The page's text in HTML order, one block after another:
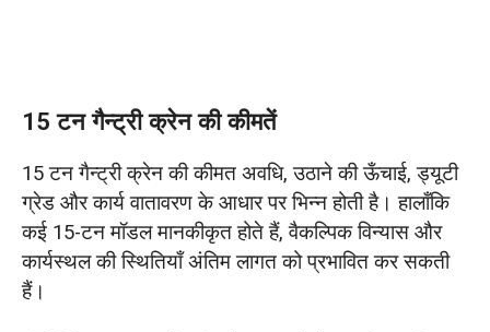
15 टन गैन्ट्री क्रेन की कीमतें
15 टन गैन्ट्री क्रेन की कीमत अवधि, उठाने की ऊँचाई, ड्यूटी
ग्रेड और कार्य वातावरण के आधार पर भिन्न होती है। हालाँकि
कई 15-टन मॉडल मानकीकृत होते हैं, वैकल्पिक विन्यास और
कार्यस्थल की स्थितियाँ अंतिम लागत को प्रभावित कर सकती
हैं।